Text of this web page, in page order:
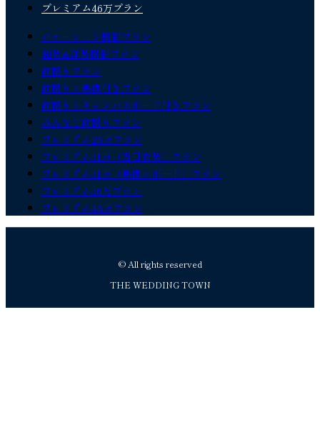
プレミアム46万プラン
ロケーション撮影プラン
和装&洋装撮影プラン
前撮りプラン
前撮り＋映像付きプラン
前撮り＋キャンバスボード付きプラン
みんなで前撮りプラン
プレミアム26万プラン
プレミアム31万（当日衣装）プラン
プレミアム31万（映像＋ボード）プラン
プレミアム36万プラン
プレミアム46万プラン
© All rights reserved
THE WEDDING TOWN